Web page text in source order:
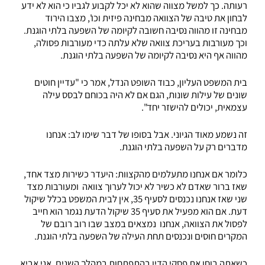
רעותה. כך למשל מצווה שהוא לא יכל לקבוע לגביו כי הוא לא ידע
לבחון את טיבה של הצוואה מבחינה פיזית וכו', מצבו הירוד
מבחינה זו מהווה נסיבה חשובה לקיומה של השפעה בלתי הוגנת.
וכך מעורבות בעריכת צוואה שלא עלתה כדי מעורבות פסולה,
מהווה אף היא נסיבה לקיומה של השפעה בלתי הוגנת.
בית המשפט העליון, כבוד השופט הנדל, אמר כי "עדיין חוטים
שונים של עילות שונות, הגם אם לא היה בכוחם לבסס עילה
עצמאית, יכולים להישזר יחד".
זה נשמע מאוד הגיוני. אבל בסופו של דבר שימו לב: אנחנו
מדברים רק על השפעה בלתי הוגנת.
כלומר אם אנחנו מתעלמים מהקצוות: היעדר כשירות מצד אחד,
שאז ברור שאדם לא כשיר לא יכול לערוך צוואה ומעורבות מצד
שני שאז אנחנו נכנסים לסעיף 35, אין לבית המשפט בכלל שיקול
דעת. אם הוא מפעיל את סעיף 35 שיקול הדעת נגמר הוא חייב
לפסול את הצוואה, אנחנו נמצאים במצב שבו רוב רובם של
המקרים חוסים ונכנסים תחת העילה של השפעה בלתי הוגנת.